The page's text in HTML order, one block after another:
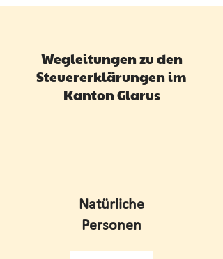
Wegleitungen zu den
Steuererklärungen im
Kanton Glarus
Natürliche
Personen